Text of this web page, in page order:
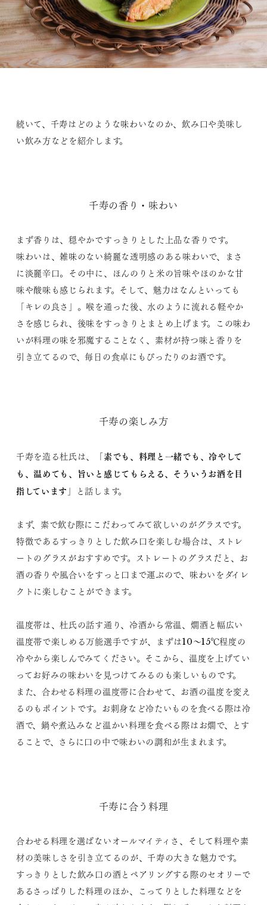
続いて、千寿はどのような味わいなのか、飲み口や美味し
い飲み方などを紹介します。
千寿の香り・味わい
まず香りは、穏やかですっきりとした上品な香りです。
味わいは、雑味のない綺麗な透明感のある味わいで、まさ
に淡麗辛口。その中に、ほんのりと米の旨味やほのかな甘
味や酸味も感じられます。そして、魅力はなんといっても
「キレの良さ」。喉を通った後、水のように流れる軽やか
さを感じられ、後味をすっきりとまとめ上げます。この味わ
いが料理の味を邪魔することなく、素材が持つ味と香りを
引き立てるので、毎日の食卓にもぴったりのお酒です。
千寿の楽しみ方
千寿を造る杜氏は、「素でも、料理と一緒でも、冷やして
も、温めても、旨いと感じてもらえる、そういうお酒を目
指しています 」と話します。
まず、素で飲む際にこだわってみて欲しいのがグラスです。
特徴であるすっきりとした飲み口を楽しむ場合は、ストレ
ートのグラスがおすすめです。ストレートのグラスだと、お
酒の香りや風合いをすっと口まで運ぶので、味わいをダイレ
クトに楽しむことができます。
温度帯は、杜氏の話す通り、冷酒から常温、燗酒と幅広い
温度帯で楽しめる万能選手ですが、まずは10～15℃程度の
冷やから楽しんでみてください。そこから、温度を上げてい
ってお好みの味わいを見つけてみるのも楽しいものです。
また、合わせる料理の温度帯に合わせて、お酒の温度を変え
るのもポイントです。お刺身など冷たいものを食べる際は冷
酒で、鍋や煮込みなど温かい料理を食べる際はお燗で、とす
ることで、さらに口の中で味わいの調和が生まれます。
千寿に合う料理
合わせる料理を選ばないオールマイティさ、そして料理や素
材の美味しさを引き立てるのが、千寿の大きな魅力です。
すっきりとした飲み口の酒とペアリングする際のセオリーで
あるさっぱりした料理のほか、こってりとした料理などを